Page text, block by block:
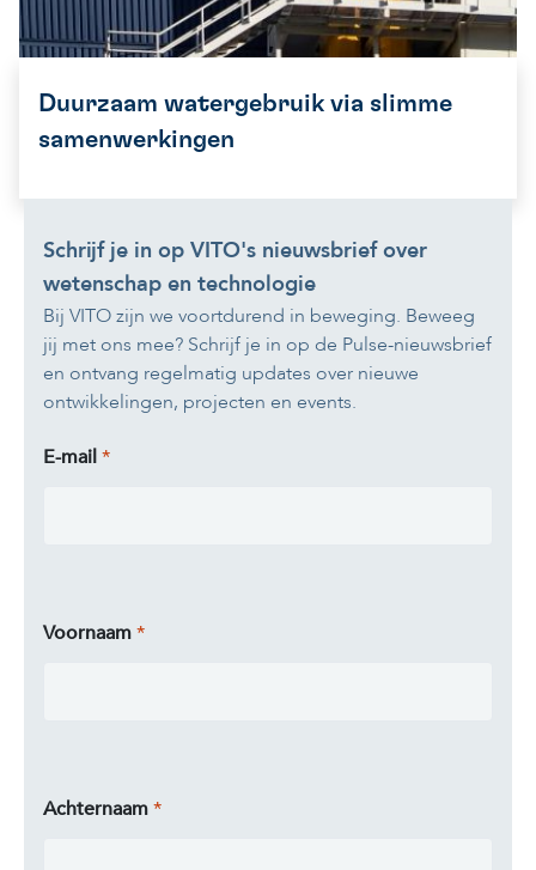
Duurzaam watergebruik via slimme
samenwerkingen
Schrijf je in op VITO's nieuwsbrief over
wetenschap en technologie
Bij VITO zijn we voortdurend in beweging. Beweeg
jij met ons mee? Schrijf je in op de Pulse-nieuwsbrief
en ontvang regelmatig updates over nieuwe
ontwikkelingen, projecten en events.
E-mail
Voornaam
Achternaam